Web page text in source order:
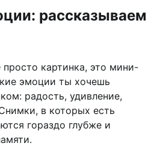
рассказываем
картинка, это мини-
эмоции ты хочешь
радость, удивление,
в которых есть
гораздо глубже и